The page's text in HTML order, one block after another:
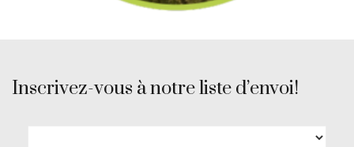
Inscrivez-vous à notre liste d’envoi!